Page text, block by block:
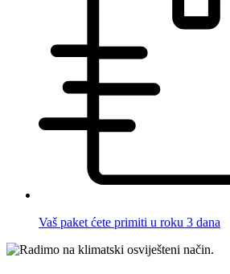
Vaš paket ćete primiti u roku 3 dana